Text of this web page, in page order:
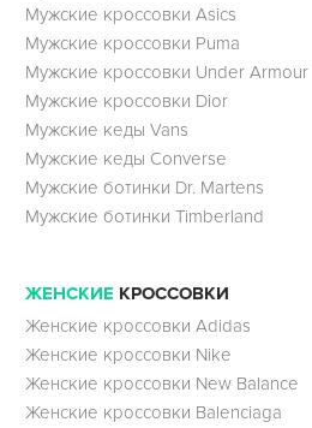
Мужские кроссовки Asics
Мужские кроссовки Puma
Мужские кроссовки Under Armour
Мужские кроссовки Dior
Мужские кеды Vans
Мужские кеды Converse
Мужские ботинки Dr. Martens
Мужские ботинки Timberland
ЖЕНСКИЕ КРОССОВКИ
Женские кроссовки Adidas
Женские кроссовки Nike
Женские кроссовки New Balance
Женские кроссовки Balenciaga